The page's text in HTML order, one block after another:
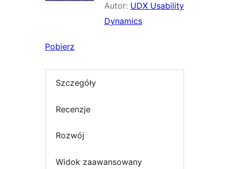
Autor: UDX Usability
Dynamics
Pobierz
Szczegóły
Recenzje
Rozwój
Widok zaawansowany